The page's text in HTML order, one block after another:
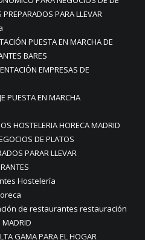
PARA LLEVAR
PUESTA EN MARCHA DE
BARES
EMPRESAS DE
PUESTA EN MARCHA
HOSTELERIA HORECA MADRID
DE PLATOS
PARAR LLEVAR
Hostelería
de restaurantes restauración
MADRID
GAMA PARA EL HOGAR